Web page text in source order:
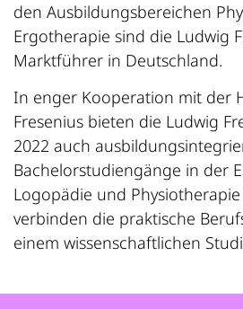
den Ausbildungsbereichen
Ergotherapie sind die Ludwig
Marktführer in Deutschland.
In enger Kooperation mit der
Fresenius bieten die Ludwig
2022 auch
Bachelorstudiengänge in der
Logopädie und Physiotherapie
verbinden die praktische
einem wissenschaftlichen